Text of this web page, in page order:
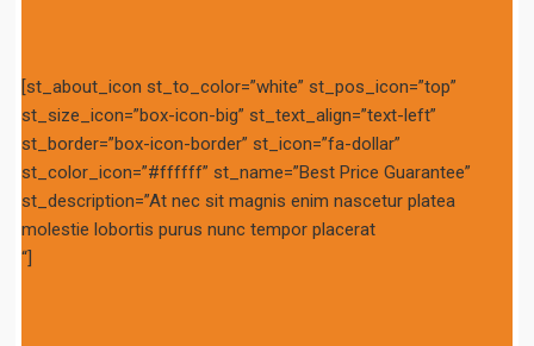
[st_about_icon st_to_color=”white” st_pos_icon=”top”
st_size_icon=”box-icon-big” st_text_align=”text-left”
st_border=”box-icon-border” st_icon=”fa-dollar”
st_color_icon=”#ffffff” st_name=”Best Price Guarantee”
st_description=”At nec sit magnis enim nascetur platea
molestie lobortis purus nunc tempor placerat
“]